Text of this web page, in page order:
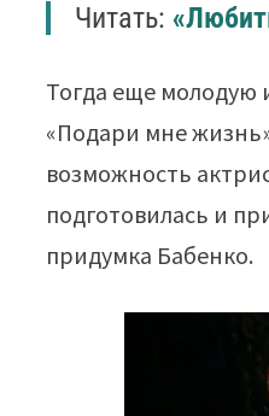
Читать:
Тогда еще молодую
«Подари мне
возможность
подготовилась и
придумка Бабенко.